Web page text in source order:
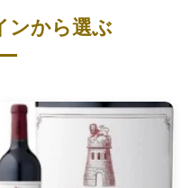
ンから選ぶ